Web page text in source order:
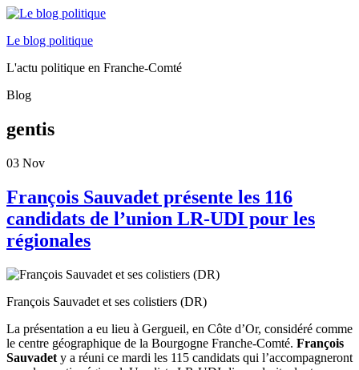
Le blog politique
L'actu politique en Franche-Comté
Blog
gentis
03 Nov
François Sauvadet présente les 116
candidats de l’union LR-UDI pour les
régionales
François Sauvadet et ses colistiers (DR)
La présentation a eu lieu à Gergueil, en Côte d’Or, considéré comme
le centre géographique de la Bourgogne Franche-Comté. François
Sauvadet y a réuni ce mardi les 115 candidats qui l’accompagneront